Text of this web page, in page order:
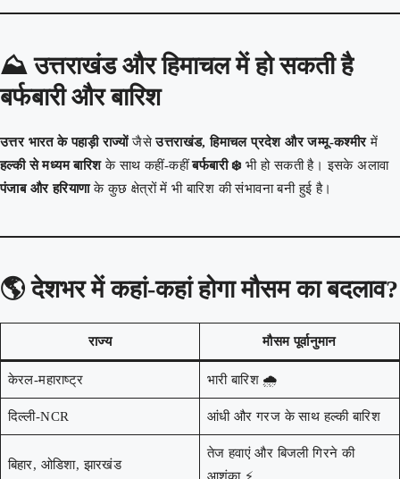
⛰️उत्तराखंड और हिमाचल में हो सकती है
बर्फबारी और बारिश
उत्तर भारत के पहाड़ी राज्योंजैसेउत्तराखंड, हिमाचल प्रदेश और जम्मू-कश्मीरमें
हल्की से मध्यम बारिशके साथ कहीं-कहींबर्फबारी ❄️ भी हो सकती है। इसके अलावा
पंजाब और हरियाणाके कुछ क्षेत्रों में भी बारिश की संभावना बनी हुई है।
🌎देशभर में कहां-कहां होगा मौसम का बदलाव?
राज्य मौसम पूर्वानुमान
केरल-महाराष्ट्र भारी बारिश 🌧️
दिल्ली-NCR आंधी और गरज के साथ हल्की बारिश
बिहार, ओडिशा, झारखंड
तेज हवाएं और बिजली गिरने की